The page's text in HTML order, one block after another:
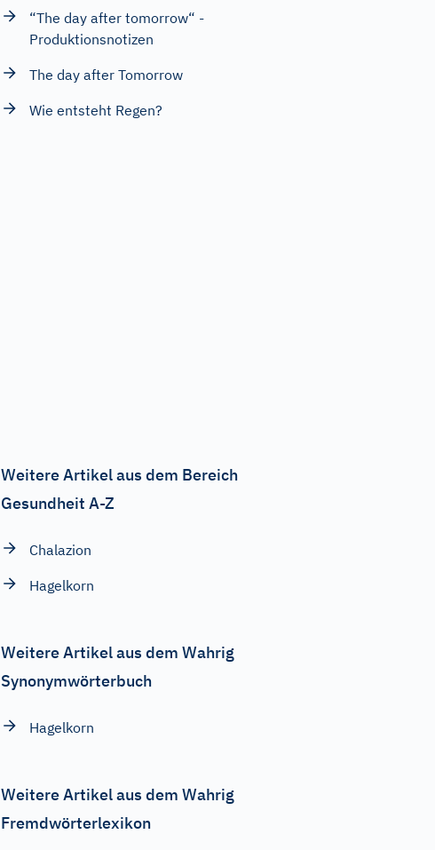
“The day after tomorrow“ -
Produktionsnotizen
The day after Tomorrow
Wie entsteht Regen?
Weitere Artikel aus dem Bereich
Gesundheit A-Z
Chalazion
Hagelkorn
Weitere Artikel aus dem Wahrig
Synonymwörterbuch
Hagelkorn
Weitere Artikel aus dem Wahrig
Fremdwörterlexikon